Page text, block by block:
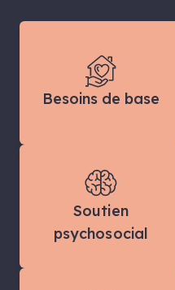
Besoins de base
Soutien
psychosocial